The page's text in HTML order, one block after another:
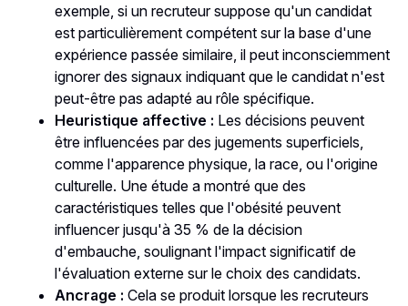
exemple, si un recruteur suppose qu'un candidat
est particulièrement compétent sur la base d'une
expérience passée similaire, il peut inconsciemment
ignorer des signaux indiquant que le candidat n'est
peut-être pas adapté au rôle spécifique.
Heuristique affective : Les décisions peuvent
être influencées par des jugements superficiels,
comme l'apparence physique, la race, ou l'origine
culturelle. Une étude a montré que des
caractéristiques telles que l'obésité peuvent
influencer jusqu'à 35 % de la décision
d'embauche, soulignant l'impact significatif de
l'évaluation externe sur le choix des candidats.
Ancrage : Cela se produit lorsque les recruteurs